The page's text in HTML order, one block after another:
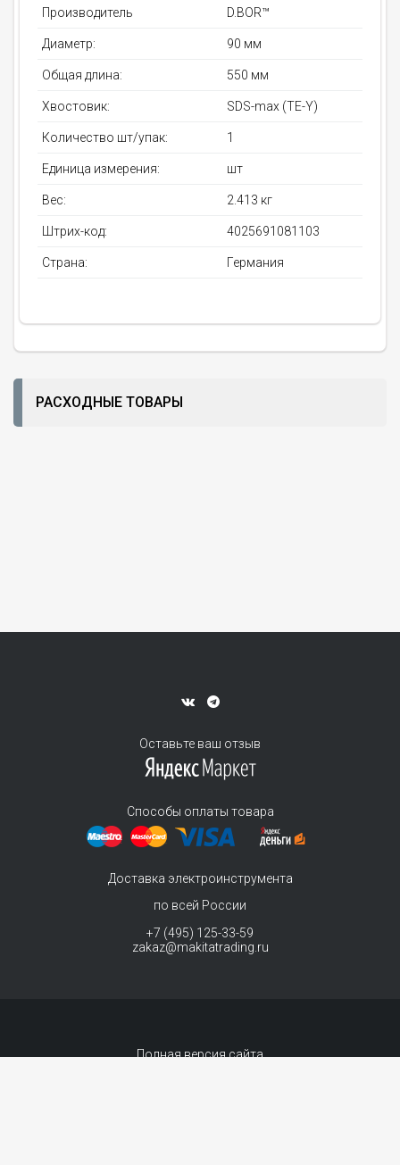
Производитель D.BOR™
Диаметр: 90 мм
Общая длина: 550 мм
Хвостовик: SDS-max (TE-Y)
Количество шт/упак: 1
Единица измерения: шт
Вес: 2.413 кг
Штрих-код: 4025691081103
Страна: Германия
РАСХОДНЫЕ ТОВАРЫ
Оставьте ваш отзыв
Способы оплаты товара
Доставка электроинструмента
по всей России
+7 (495) 125-33-59
zakaz@makitatrading.ru
Полная версия сайта